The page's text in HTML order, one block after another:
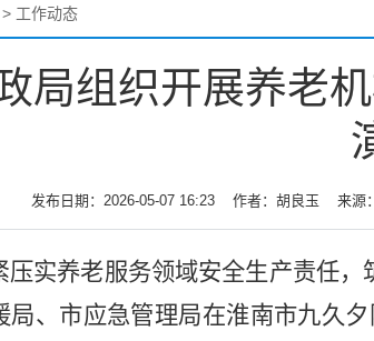
> 工作动态
局组织开展养老
发布日期：2026-05-07 16:23 作者：胡良玉 来源
压实养老服务领域安全生产责任，
局、市应急管理局在淮南市九久